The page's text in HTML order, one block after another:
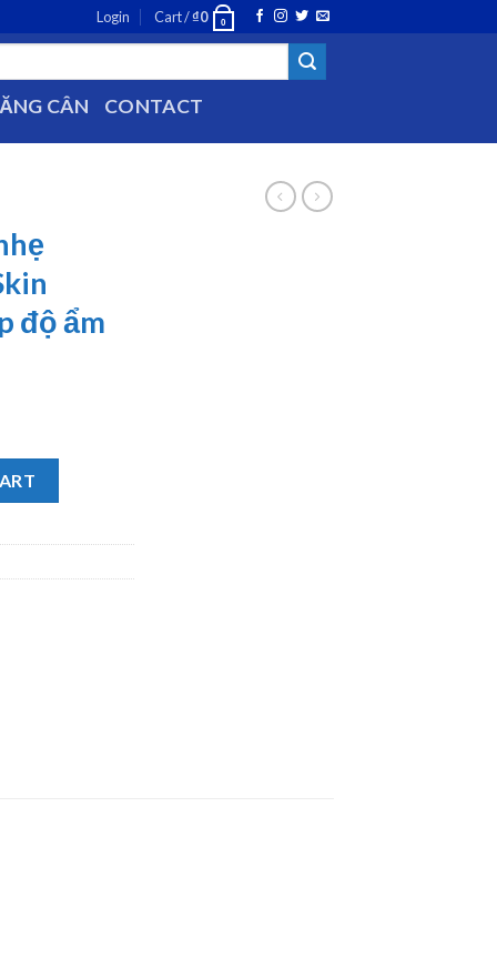
Login Cart /₫0 0
CÂN CONTACT
độ ẩm